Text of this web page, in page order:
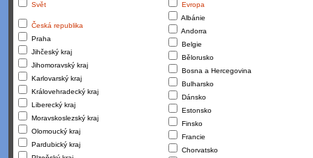
Svět
Česká republika
Praha
Jihčeský kraj
Jihomoravský kraj
Karlovarský kraj
Královehradecký kraj
Liberecký kraj
Moravskoslezský kraj
Olomoucký kraj
Pardubický kraj
Evropa
Albánie
Andorra
Belgie
Bělorusko
Bosna a Hercegovina
Bulharsko
Dánsko
Estonsko
Finsko
Francie
Chorvatsko